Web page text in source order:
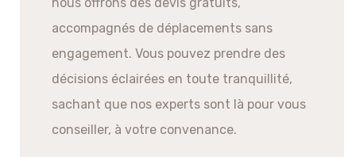
accompagnés de déplacements sans
engagement. Vous pouvez prendre des
décisions éclairées en toute tranquillité,
sachant que nos experts sont là pour vous
conseiller, à votre convenance.